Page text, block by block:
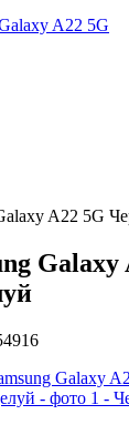
A22 5G
A22 5G
Galaxy